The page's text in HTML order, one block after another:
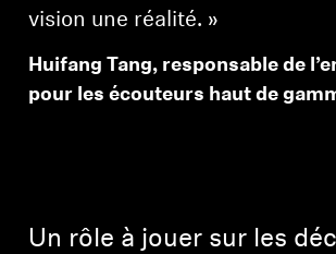
vision une réalité. »
Huifang Tang, responsable de
pour les écouteurs haut de
Un rôle à jouer sur les